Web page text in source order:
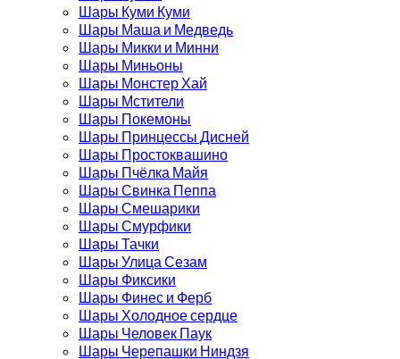
Шары Куми Куми
Шары Маша и Медведь
Шары Микки и Минни
Шары Миньоны
Шары Монстер Хай
Шары Мстители
Шары Покемоны
Шары Принцессы Дисней
Шары Простоквашино
Шары Пчёлка Майя
Шары Свинка Пеппа
Шары Смешарики
Шары Смурфики
Шары Тачки
Шары Улица Сезам
Шары Фиксики
Шары Финес и Ферб
Шары Холодное сердце
Шары Человек Паук
Шары Черепашки Ниндзя